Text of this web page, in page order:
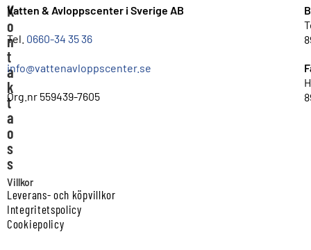
K
o
n
t
a
k
t
a
o
s
s
Vatten & Avloppscenter i Sverige AB
Tel. 0660-34 35 36
info@vattenavloppscenter.se
Org.nr 559439-7605
Villkor
Leverans- och köpvillkor
Integritetspolicy
Cookiepolicy